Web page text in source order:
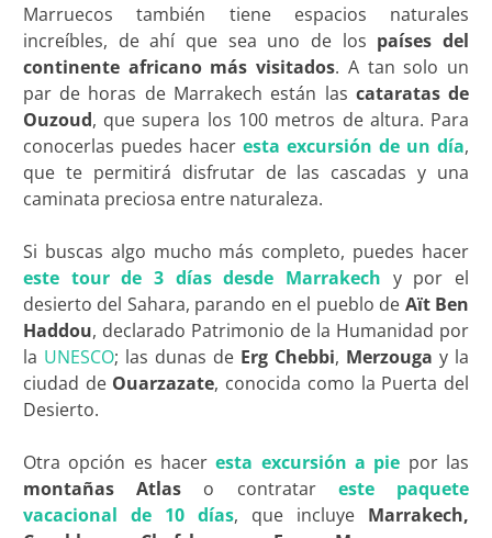
Marruecos también tiene espacios naturales
increíbles, de ahí que sea uno de los países del
continente africano más visitados. A tan solo un
par de horas de Marrakech están las cataratas de
Ouzoud, que supera los 100 metros de altura. Para
conocerlas puedes hacer esta excursión de un día,
que te permitirá disfrutar de las cascadas y una
caminata preciosa entre naturaleza.
Si buscas algo mucho más completo, puedes hacer
este tour de 3 días desde Marrakech y por el
desierto del Sahara, parando en el pueblo de Aït Ben
Haddou, declarado Patrimonio de la Humanidad por
la UNESCO; las dunas de Erg Chebbi, Merzougay la
ciudad de Ouarzazate, conocida como la Puerta del
Desierto.
Otra opción es haceresta excursión a pie por las
montañas Atlas o contratar este paquete
vacacional de 10 días, que incluye Marrakech,